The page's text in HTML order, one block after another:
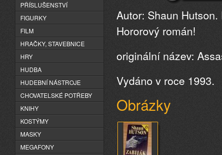
Autor: Shaun
Hororový román!
originální název:
Vydáno v roce 1993.
Obrázky
PŘÍSLUŠENSTVÍ
FIGURKY
FILM
HRAČKY, STAVEBNICE
HRY
HUDBA
HUDEBNÍ NÁSTROJE
CHOVATELSKÉ POTŘEBY
KNIHY
KOSTÝMY
MASKY
MEGAFONY